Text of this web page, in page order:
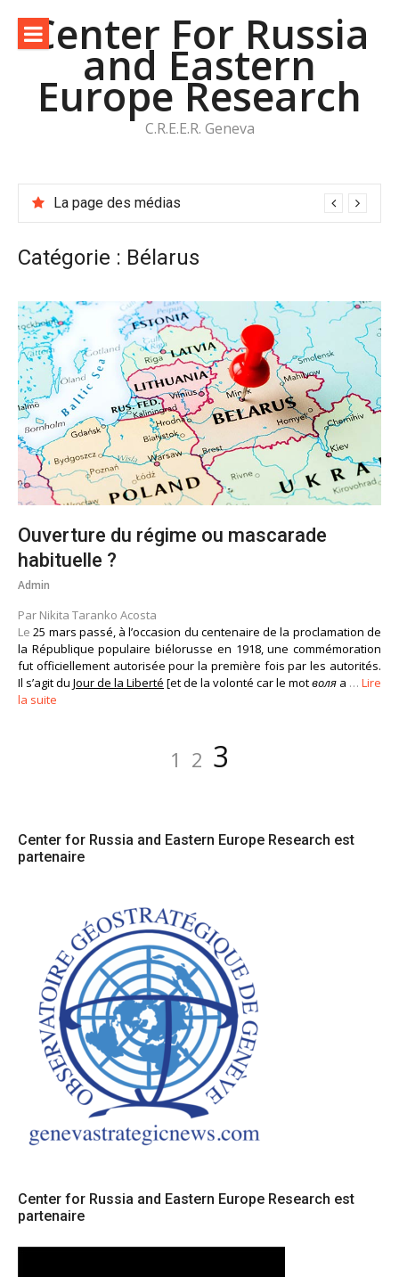
contenuCenter For Russia
and Eastern
Europe Research
C.R.E.E.R. Geneva
La page des médias
Catégorie : Bélarus
Ouverture du régime ou mascarade
habituelle ?
Admin
Par Nikita Taranko Acosta
Le 25 mars passé, à l’occasion du centenaire de la proclamation de
la République populaire biélorusse en 1918, une commémoration
fut officiellement autorisée pour la première fois par les autorités.
Il s’agit du Jour de la Liberté [et de la volonté car le motволя a … Lire
la suite
Page
1 Page
2 Page
3
Center for Russia and Eastern Europe Research est
partenaire
Center for Russia and Eastern Europe Research est
partenaire